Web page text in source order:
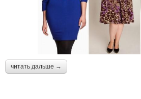
читать дальше →